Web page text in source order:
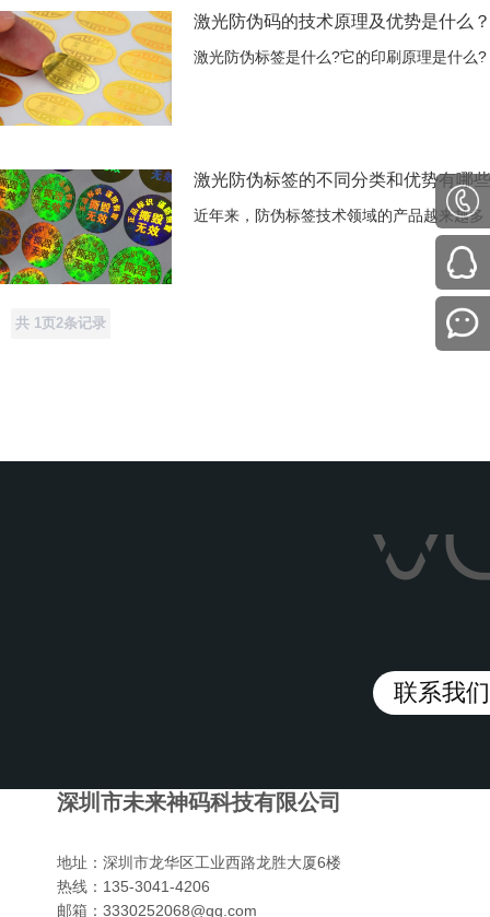
激光防伪码的技术原理及优势是什么？
激光防伪标签是什么?它的印刷原理是什么
激光防伪标签的不同分类和优势有哪
近年来，防伪标签技术领域的产品越来越
共 1页2条记录
联系我
深圳市未来神码科技有限公司
地址： 深圳市龙华区工业西路龙胜大厦6楼
热线： 135-3041-4206
邮箱： 3330252068@qq.com